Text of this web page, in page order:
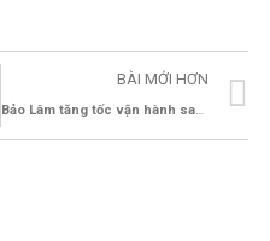
BÀI MỚI HƠN
Bảo Lâm tăng tốc vận hành sau đào tạo SpeedMaint CMMS đợt 2